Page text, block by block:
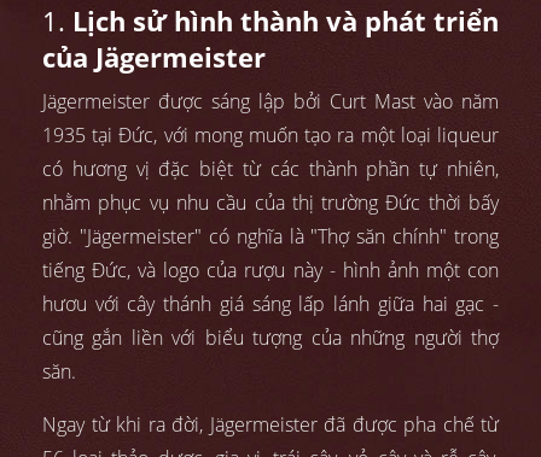
1. Lịch sử hình thành và phát triển
của Jägermeister
Jägermeister được sáng lập bởi Curt Mast vào năm
1935 tại Đức, với mong muốn tạo ra một loại liqueur
có hương vị đặc biệt từ các thành phần tự nhiên,
nhằm phục vụ nhu cầu của thị trường Đức thời bấy
giờ. "Jägermeister" có nghĩa là "Thợ săn chính" trong
tiếng Đức, và logo của rượu này - hình ảnh một con
hươu với cây thánh giá sáng lấp lánh giữa hai gạc -
cũng gắn liền với biểu tượng của những người thợ
săn.
Ngay từ khi ra đời, Jägermeister đã được pha chế từ